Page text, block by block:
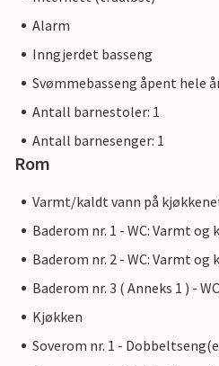
Alarm
Inngjerdet basseng
Svømmebasseng åpent hele
Antall barnestoler: 1
Antall barnesenger: 1
Rom
Varmt/kaldt vann på
Baderom nr. 1 - WC: Varmt og
Baderom nr. 2 - WC: Varmt og
Baderom nr. 3 ( Anneks 1 ) -
Kjøkken
Soverom nr. 1 -